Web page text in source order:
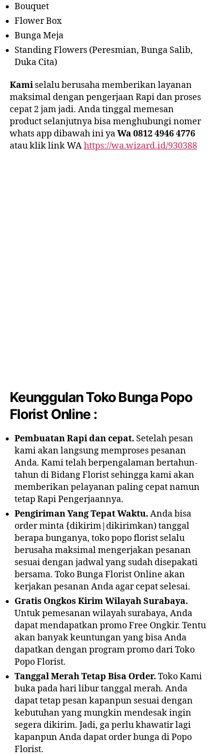
Bouquet
Flower Box
Bunga Meja
Standing Flowers (Peresmian, Bunga Salib,
Duka Cita)
Kami selalu berusaha memberikan layanan
maksimal dengan pengerjaan Rapi dan proses
cepat 2 jam jadi. Anda tinggal memesan
product selanjutnya bisa menghubungi nomer
whats app dibawah ini yaWa 0812 4946 4776
atau klik link WAhttps://wa.wizard.id/930388
Keunggulan Toko Bunga Popo
Florist Online :
Pembuatan Rapi dan cepat. Setelah pesan
kami akan langsung memproses pesanan
Anda. Kami telah berpengalaman bertahun-
tahun di Bidang Florist sehingga kami akan
memberikan pelayanan paling cepat namun
tetap Rapi Pengerjaannya.
Pengiriman Yang Tepat Waktu. Anda bisa
order minta {dikirim|dikirimkan) tanggal
berapa bunganya, toko popo florist selalu
berusaha maksimal mengerjakan pesanan
sesuai dengan jadwal yang sudah disepakati
bersama. Toko Bunga Florist Online akan
kerjakan pesanan Anda agar cepat selesai.
Gratis Ongkos Kirim Wilayah Surabaya.
Untuk pemesanan wilayah surabaya, Anda
dapat mendapatkan promo Free Ongkir. Tentu
akan banyak keuntungan yang bisa Anda
dapatkan dengan program promo dari Toko
Popo Florist.
Tanggal Merah Tetap Bisa Order. Toko Kami
buka pada hari libur tanggal merah. Anda
dapat tetap pesan kapanpun sesuai dengan
kebutuhan yang mungkin mendesak ingin
segera dikirim. Jadi, ga perlu khawatir lagi
kapanpun Anda dapat order bunga di Popo
Florist.